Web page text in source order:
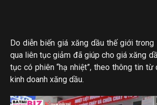
Do diễn biến giá xăng dầu thế giới trong
qua liên tục giảm đã giúp cho giá xăng
tục có phiên “hạ nhiệt”, theo thông tin từ
kinh doanh xăng dầu.